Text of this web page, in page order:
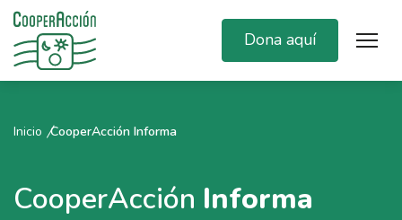
Dona aquí
Inicio CooperAcción Informa
CooperAcción Informa